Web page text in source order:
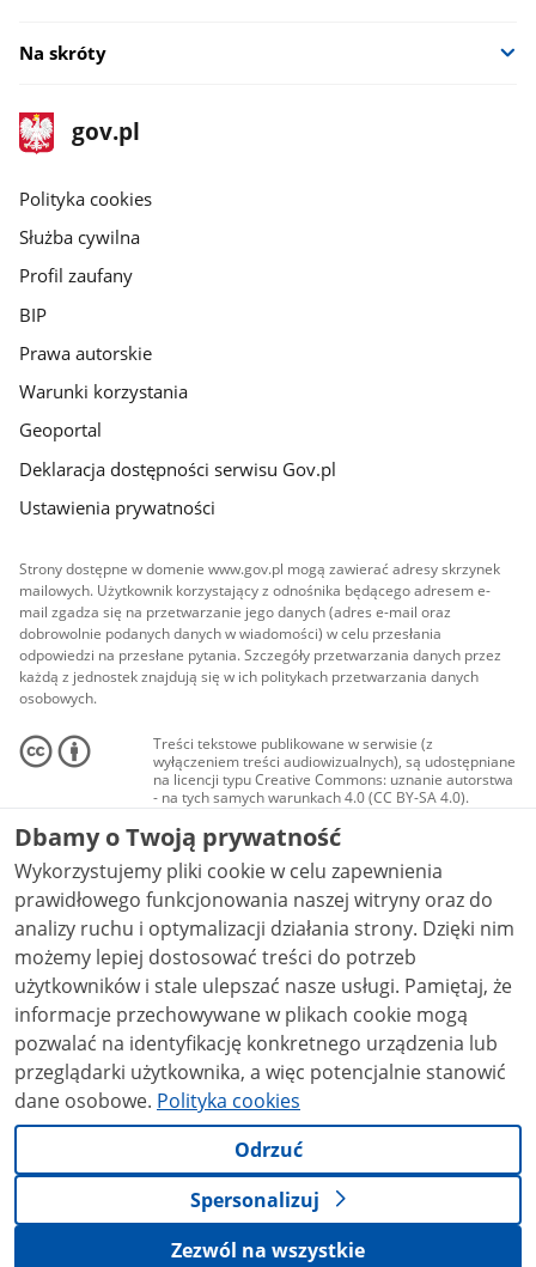
Na skróty
stopka
gov.pl
Strona
gov.pl
gov.pl
Polityka cookies
Służba cywilna
Profil zaufany
BIP
Prawa autorskie
Warunki korzystania
Geoportal
Deklaracja dostępności serwisu Gov.pl
Ustawienia prywatności
Strony dostępne w domenie www.gov.pl mogą zawierać adresy skrzynek
mailowych. Użytkownik korzystający z odnośnika będącego adresem e-
mail zgadza się na przetwarzanie jego danych (adres e-mail oraz
dobrowolnie podanych danych w wiadomości) w celu przesłania
odpowiedzi na przesłane pytania. Szczegóły przetwarzania danych przez
każdą z jednostek znajdują się w ich politykach przetwarzania danych
osobowych.
Treści tekstowe publikowane w serwisie (z
wyłączeniem treści audiowizualnych), są udostępniane
na licencji typu Creative Commons: uznanie autorstwa
- na tych samych warunkach 4.0 (CC BY-SA 4.0).
Materiały audiowizualne, w tym zdjęcia, materiały
audio i wideo, są udostępniane na licencji typu
Creative Commons: uznanie autorstwa użycie
niekomercyjne - bez utworów zależnych 4.0 (CC BY-
NC-ND 4.0), o ile nie jest to stwierdzone inaczej.
Dbamy o Twoją prywatność
Wykorzystujemy pliki cookie w celu zapewnienia
prawidłowego funkcjonowania naszej witryny oraz do
analizy ruchu i optymalizacji działania strony. Dzięki nim
możemy lepiej dostosować treści do potrzeb
użytkowników i stale ulepszać nasze usługi. Pamiętaj, że
informacje przechowywane w plikach cookie mogą
pozwalać na identyfikację konkretnego urządzenia lub
przeglądarki użytkownika, a więc potencjalnie stanowić
dane osobowe. Polityka cookies
Odrzuć
Spersonalizuj
Zezwól na wszystkie